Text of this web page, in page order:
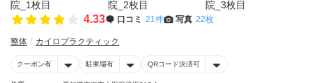
4.33 口コミ 21件 写真 22枚
整体 カイロプラクティック
クーポン有 駐車場有 QRコード決済可